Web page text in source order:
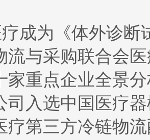
成为《体外诊断
采购联合会医
家重点企业全景
司入选中国医疗
三方冷链物流